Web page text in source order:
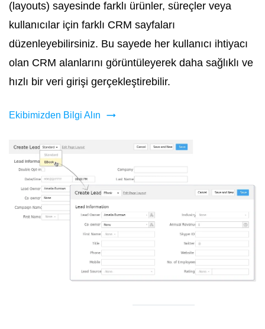
(layouts) sayesinde farklı ürünler, süreçler veya
kullanıcılar için farklı CRM sayfaları
düzenleyebilirsiniz. Bu sayede her kullanıcı ihtiyacı
olan CRM alanlarını görüntüleyerek daha sağlıklı ve
hızlı bir veri girişi gerçekleştirebilir.
Ekibimizden Bilgi Alın